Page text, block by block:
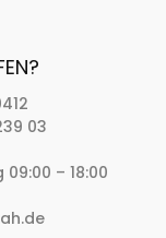
03
– 18:00